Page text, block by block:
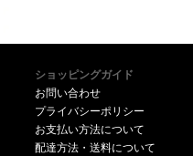
ショッピングガイド
お問い合わせ
プライバシーポリシー
お支払い方法について
配達方法・送料について